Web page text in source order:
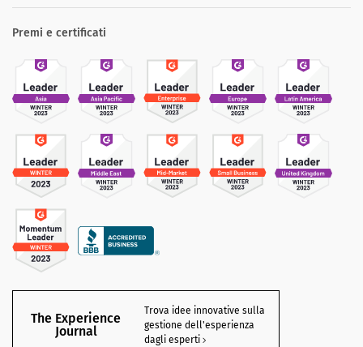
Premi e certificati
The Experience
Journal
Trova idee innovative sulla
gestione dell'esperienza
dagli esperti